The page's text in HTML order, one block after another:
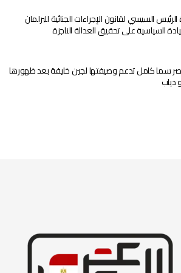
السيسي لقانون الإجراءات الجنائية للبرلمان
السياسية على تحقيق العدالة الناجزة
سما كامل تدعم وصيفتها لجين خليفة بعد ظهورها